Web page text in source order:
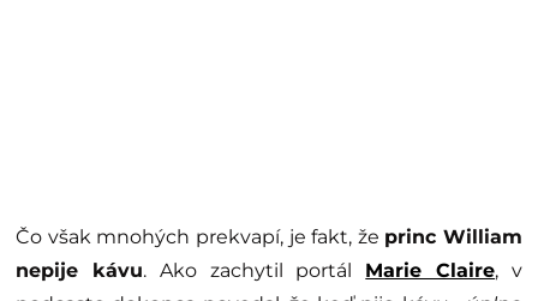
Čo však mnohých prekvapí, je fakt, že princ William
nepije kávu. Ako zachytil portál Marie Claire, v